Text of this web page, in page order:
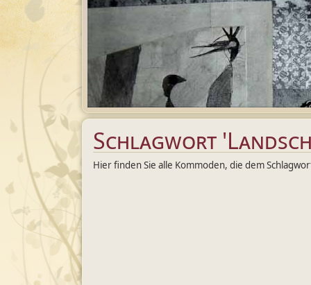
Schlagwort
Hier finden Sie alle Kommoden, die dem